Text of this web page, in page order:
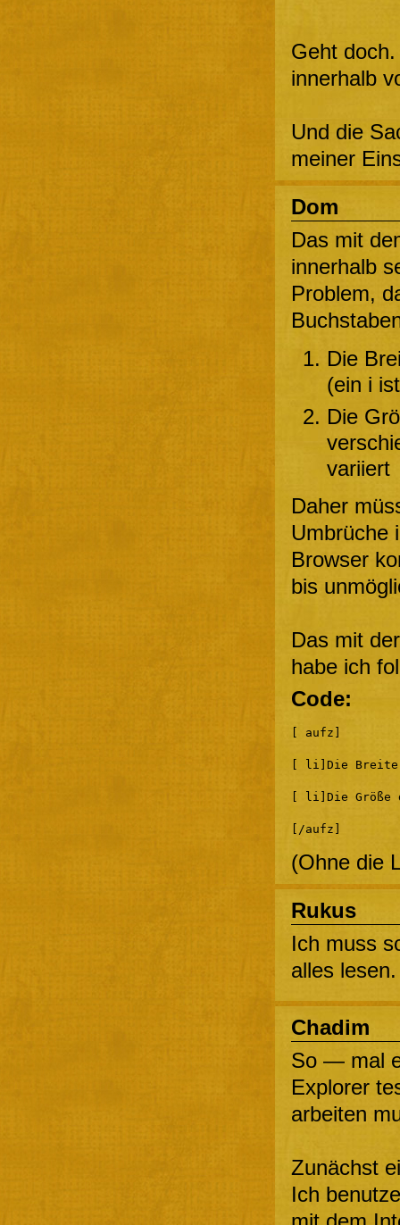
Geht
innerhalb
Und die
meiner
Dom
Das mit
innerhalb
Problem,
Die
(ein i
Die
variiert
Daher
Umbrüche
Browser
bis
Das mit
habe ich
Code:
[ aufz]
[ li]Die
[ li]Die
[/aufz]
(Ohne die
Rukus
Ich muss
alles lesen.
Chadim
So — mal
Explorer
arbeiten
Zunächst
Ich